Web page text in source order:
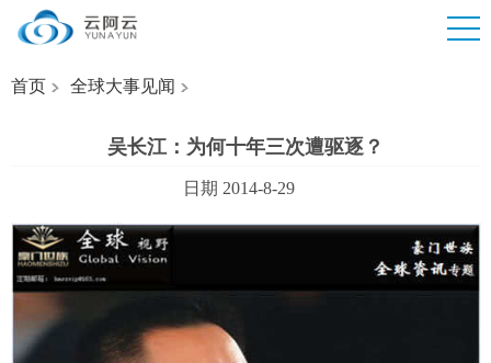
首页 全球大事见闻
吴长江：为何十年三次遭驱逐？
日期 2014-8-29